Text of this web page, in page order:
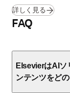
詳しく見る
FAQ
ElsevierはAIソ
ンテンツをど